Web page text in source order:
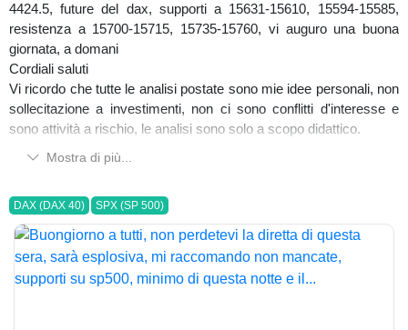
4424.5, future del dax, supporti a 15631-15610, 15594-15585,
resistenza a 15700-15715, 15735-15760, vi auguro una buona
giornata, a domani
Cordiali saluti
Vi ricordo che tutte le analisi postate sono mie idee personali, non
sollecitazione a investimenti, non ci sono conflitti d'interesse e
sono attività a rischio, le analisi sono solo a scopo didattico.
Mostra di più...
DAX (DAX 40) SPX (SP 500)